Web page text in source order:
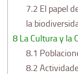
7.2 El papel
la
8 La Cultura y la
8.1
8.2